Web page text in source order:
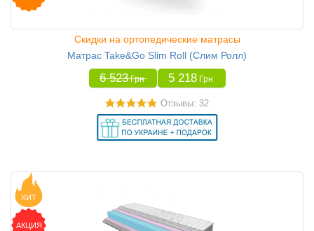
Скидки на ортопедические матрасы
Матрас Take&Go Slim Roll (Слим Ролл)
6 523 Грн 5 218 Грн
Отзывы: 32
ХИТ
АКЦИЯ